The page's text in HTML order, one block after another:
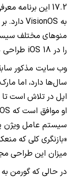
17.2 این برنامه
به VisionOS
دارد. بر
منوهای مختلف
را در iOS 18 طراحی مجدد
وب سایت مذکور
سال‌ها دارد، اما مارک
اپل در تلاش استتا
او موافق استکه iOS
سیستم عامل ویژن
«بازنگریکلیکه
میزان این طراحی
در حالیکه گورمن